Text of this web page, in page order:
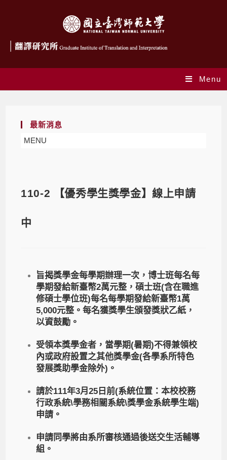
Menu
最新消息
MENU
110-2 【優秀學生獎學金】線上申請
中
旨揭獎學金每學期辦理一次，博士班每名每
學期發給新臺幣2萬元整，碩士班(含在職進
修碩士學位班)每名每學期發給新臺幣1萬
5,000元整。每名獲獎學生頒發獎狀乙紙，
以資鼓勵。
受領本獎學金者，當學期(暑期)不得兼領校
內或政府設置之其他獎學金(各學系所特色
發展獎助學金除外)。
請於111年3月25日前(系統位置：本校校務
行政系統\學務相關系統\獎學金系統學生端)
申請。
申請同學將由系所審核通過後送交生活輔導
組。